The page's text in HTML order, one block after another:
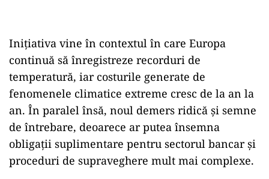
Inițiativa vine în contextul în care Europa
continuă să înregistreze recorduri de
temperatură, iar costurile generate de
fenomenele climatice extreme cresc de la an la
an. În paralel însă, noul demers ridică și semne
de întrebare, deoarece ar putea însemna
obligații suplimentare pentru sectorul bancar și
proceduri de supraveghere mult mai complexe.